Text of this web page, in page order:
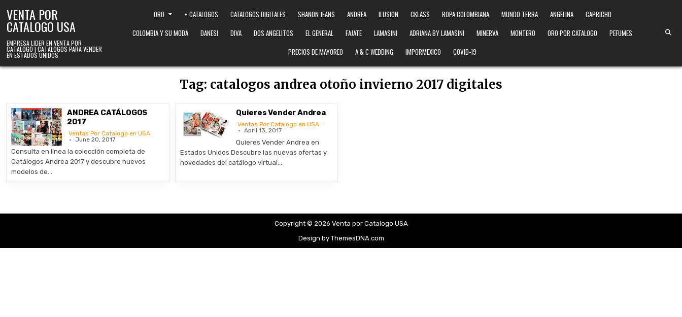
VENTA POR
CATALOGO USA
EMPRESA LIDER EN VENTA POR
CATALOGO | CATALOGOS PARA VENDER
EN ESTADOS UNIDOS
ORO + CATALOGOS CATALOGOS DIGITALES SHANON JEANS ANDREA ILUSION CKLASS ROPA COLOMBIANA MUNDO TERRA ANGELINA
CAPRICHO
COLOMBIA Y SU MODA
DANESI DIVA DOS ANGELITOS EL GENERAL FAJATE LAMASINI ADRIANA BY LAMASINI MINERVA MONTERO ORO POR CATALOGO
PEFUMES
PRECIOS DE MAYOREO
A & C WEDDING IMPORMEXICO COVID-19
Tag: catalogos andrea otoño invierno 2017 digitales
ANDREA CATÁLOGOS
2017
Ventas Por Catalogo en USA
June 20, 2017
Consulta en linea la colección completa de
Catálogos Andrea 2017 y descubre nuevos
modelos de…
Quieres Vender Andrea
Ventas Por Catalogo en USA
April 13, 2017
Quieres Vender Andrea en
Estados Unidos Descubre las nuevas ofertas y
novedades del catálogo virtual…
Copyright © 2026 Venta por Catalogo USA
Design by ThemesDNA.com